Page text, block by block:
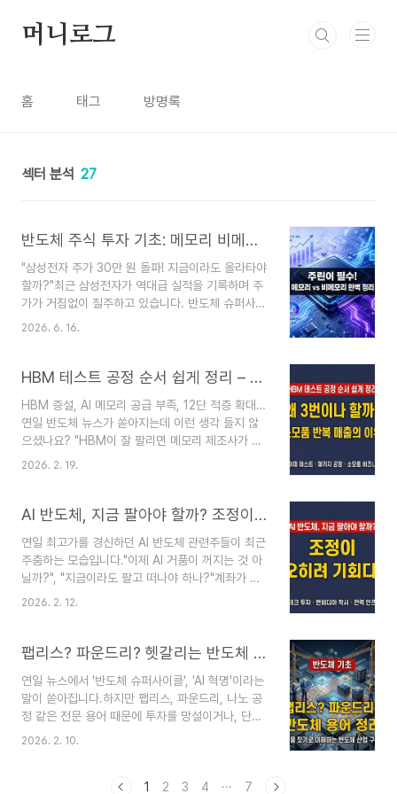
머니로그
홈 태그 방명록
섹터 분석 27
반도체 주식 투자 기초: 메모리 비메모리 차이점 총정리 (DRAM, HBM, GPU 뜻)
"삼성전자 주가 30만 원 돌파! 지금이라도 올라타야
할까?"최근 삼성전자가 역대급 실적을 기록하며 주
가가 거침없이 질주하고 있습니다. 반도체 슈퍼사이
클의 중심에서 드디어 진가를 발휘하는 모습을 보
대한 축으로 움직입니다. 바로 삼성전자가 압도적인
반도체, 그리고 인공지능(AI) 두뇌 역할을 하는 비메
모리(시스템) 반도체입니다.오늘은 최근 뜨거운 반
도체 주식 투자의 핵심 나침반이 되어줄 메모리와
비메모리의 차이점을 초보자 눈높이에서 쉽게 총정
지 반도체 투..
2026. 6. 16.
HBM 테스트 공정 순서 쉽게 정리 – 왜 3번이나 할까? 소모품 반복 매출의 이유
HBM 증설, AI 메모리 공급 부족, 12단 적층 확대…
연일 반도체 뉴스가 쏟아지는데 이런 생각 들지 않
으셨나요? "HBM이 잘 팔리면 메모리 제조사가 돈
버는 거 아닌가?""그런데 왜 주식 시장에서는 자꾸
과정이 어떻게 특정 기업들의 폭발적인 '반복 매
왜 HBM은 '테스트'에 목숨을 걸까?HBM은 쉽게
말하면 '아파트형 메모리'입니다.일반 D램이 단층
주택이라면, HBM은 8층에서 12층, 16층까지 수직
으로 쌓아 올린 구조입니다. 여기서 치명적인 문제
2026. 2. 19.
AI 반도체, 지금 팔아야 할까? 조정이 오히려 기회인 이유 3가지
연일 최고가를 경신하던 AI 반도체 관련주들이 최근
주춤하는 모습입니다."이제 AI 거품이 꺼지는 것 아
닐까?", "지금이라도 팔고 떠나야 하나?"계좌가 파
란불로 바뀌면 이런 불안이 드는 것은 너무나 당연
워해야 할 구간입니다.급하게 먹은 밥이 체하듯, 주
때문입니다. 오늘은 투자자분들이 불안해하지 않도
록, 지금 시장이 쉬어가는 구조적 이유 3가지를 정
리해 드립니다. 1. '기대'의 시간에서 '증명'의 시간으
로 (ROI 검증)작년까지 AI 시장은 '꿈(Dream)'을
2026. 2. 12.
팹리스? 파운드리? 헷갈리는 반도체 용어 정리 (투자 기초)
연일 뉴스에서 '반도체 슈퍼사이클', 'AI 혁명'이라는
말이 쏟아집니다.하지만 팹리스, 파운드리, 나노 공
정 같은 전문 용어 때문에 투자를 망설이거나, 단순
히 "삼성전자니까 괜찮겠지" 하며 묻지마 투자를 하
것은 투자의 기본입니다. 오늘은 복잡한 반도체 산
2026. 2. 10.
1 2 3 4 ··· 7